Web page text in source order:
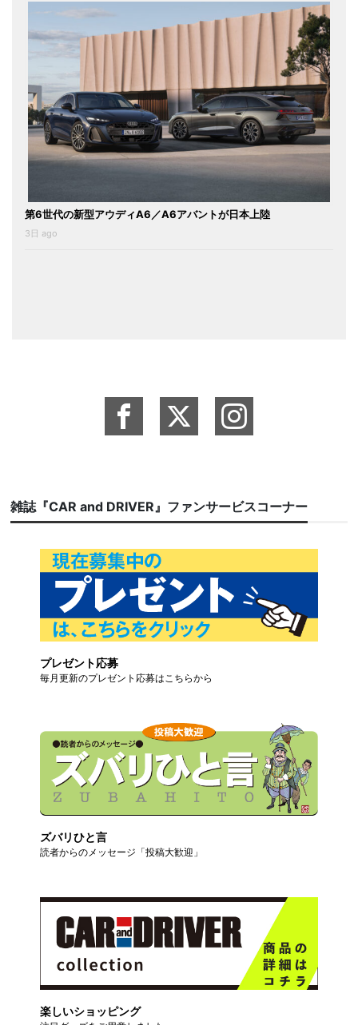
第6世代の新型アウディA6／A6アバントが日本上陸
3日 ago
雑誌『CAR and DRIVER』ファンサービスコーナー
プレゼント応募
毎月更新のプレゼント応募はこちらから
ズバリひと言
読者からのメッセージ「投稿大歓迎」
楽しいショッピング